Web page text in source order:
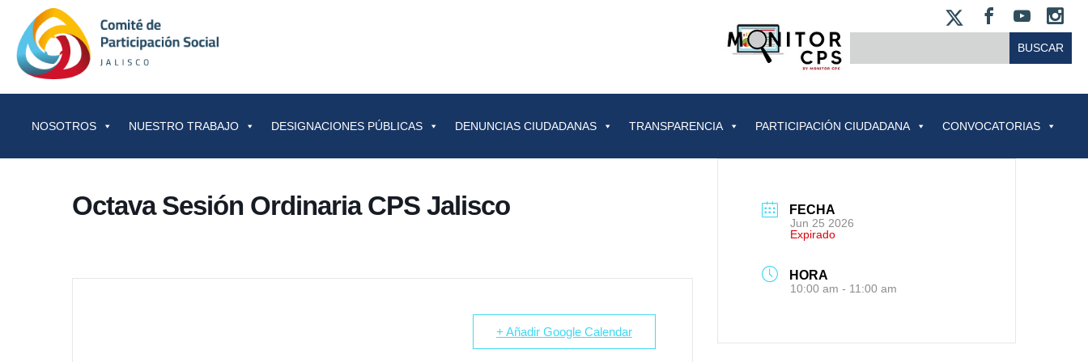
FACEBOOK
NOSOTROS NUESTRO TRABAJO DESIGNACIONES PÚBLICAS DENUNCIAS CIUDADANAS TRANSPARENCIA PARTICIPACIÓN CIUDADANA CONVOCATORIAS
Octava Sesión Ordinaria CPS Jalisco
+ Añadir Google Calendar
FECHA
Jun 25 2026
Expirado
HORA
10:00 am - 11:00 am